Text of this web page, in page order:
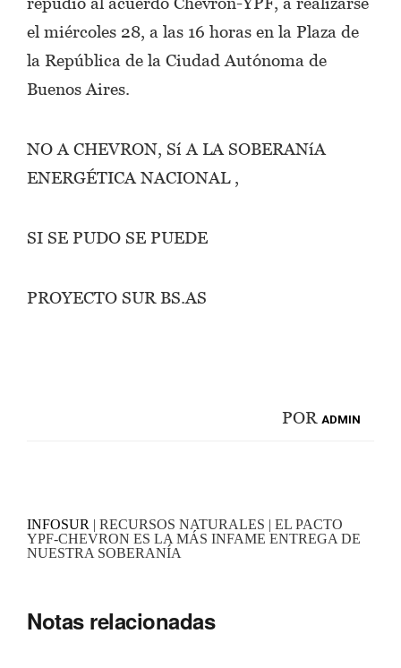
el miércoles 28, a las 16 horas en la Plaza de
la República de la Ciudad Autónoma de
Buenos Aires.
NO A CHEVRON, Sí A LA SOBERANíA
ENERGÉTICA NACIONAL ,
SI SE PUDO SE PUEDE
PROYECTO SUR BS.AS
POR ADMIN
INFOSUR | RECURSOS NATURALES | EL PACTO
YPF-CHEVRON ES LA MÁS INFAME ENTREGA DE
NUESTRA SOBERANÍA
Notas relacionadas